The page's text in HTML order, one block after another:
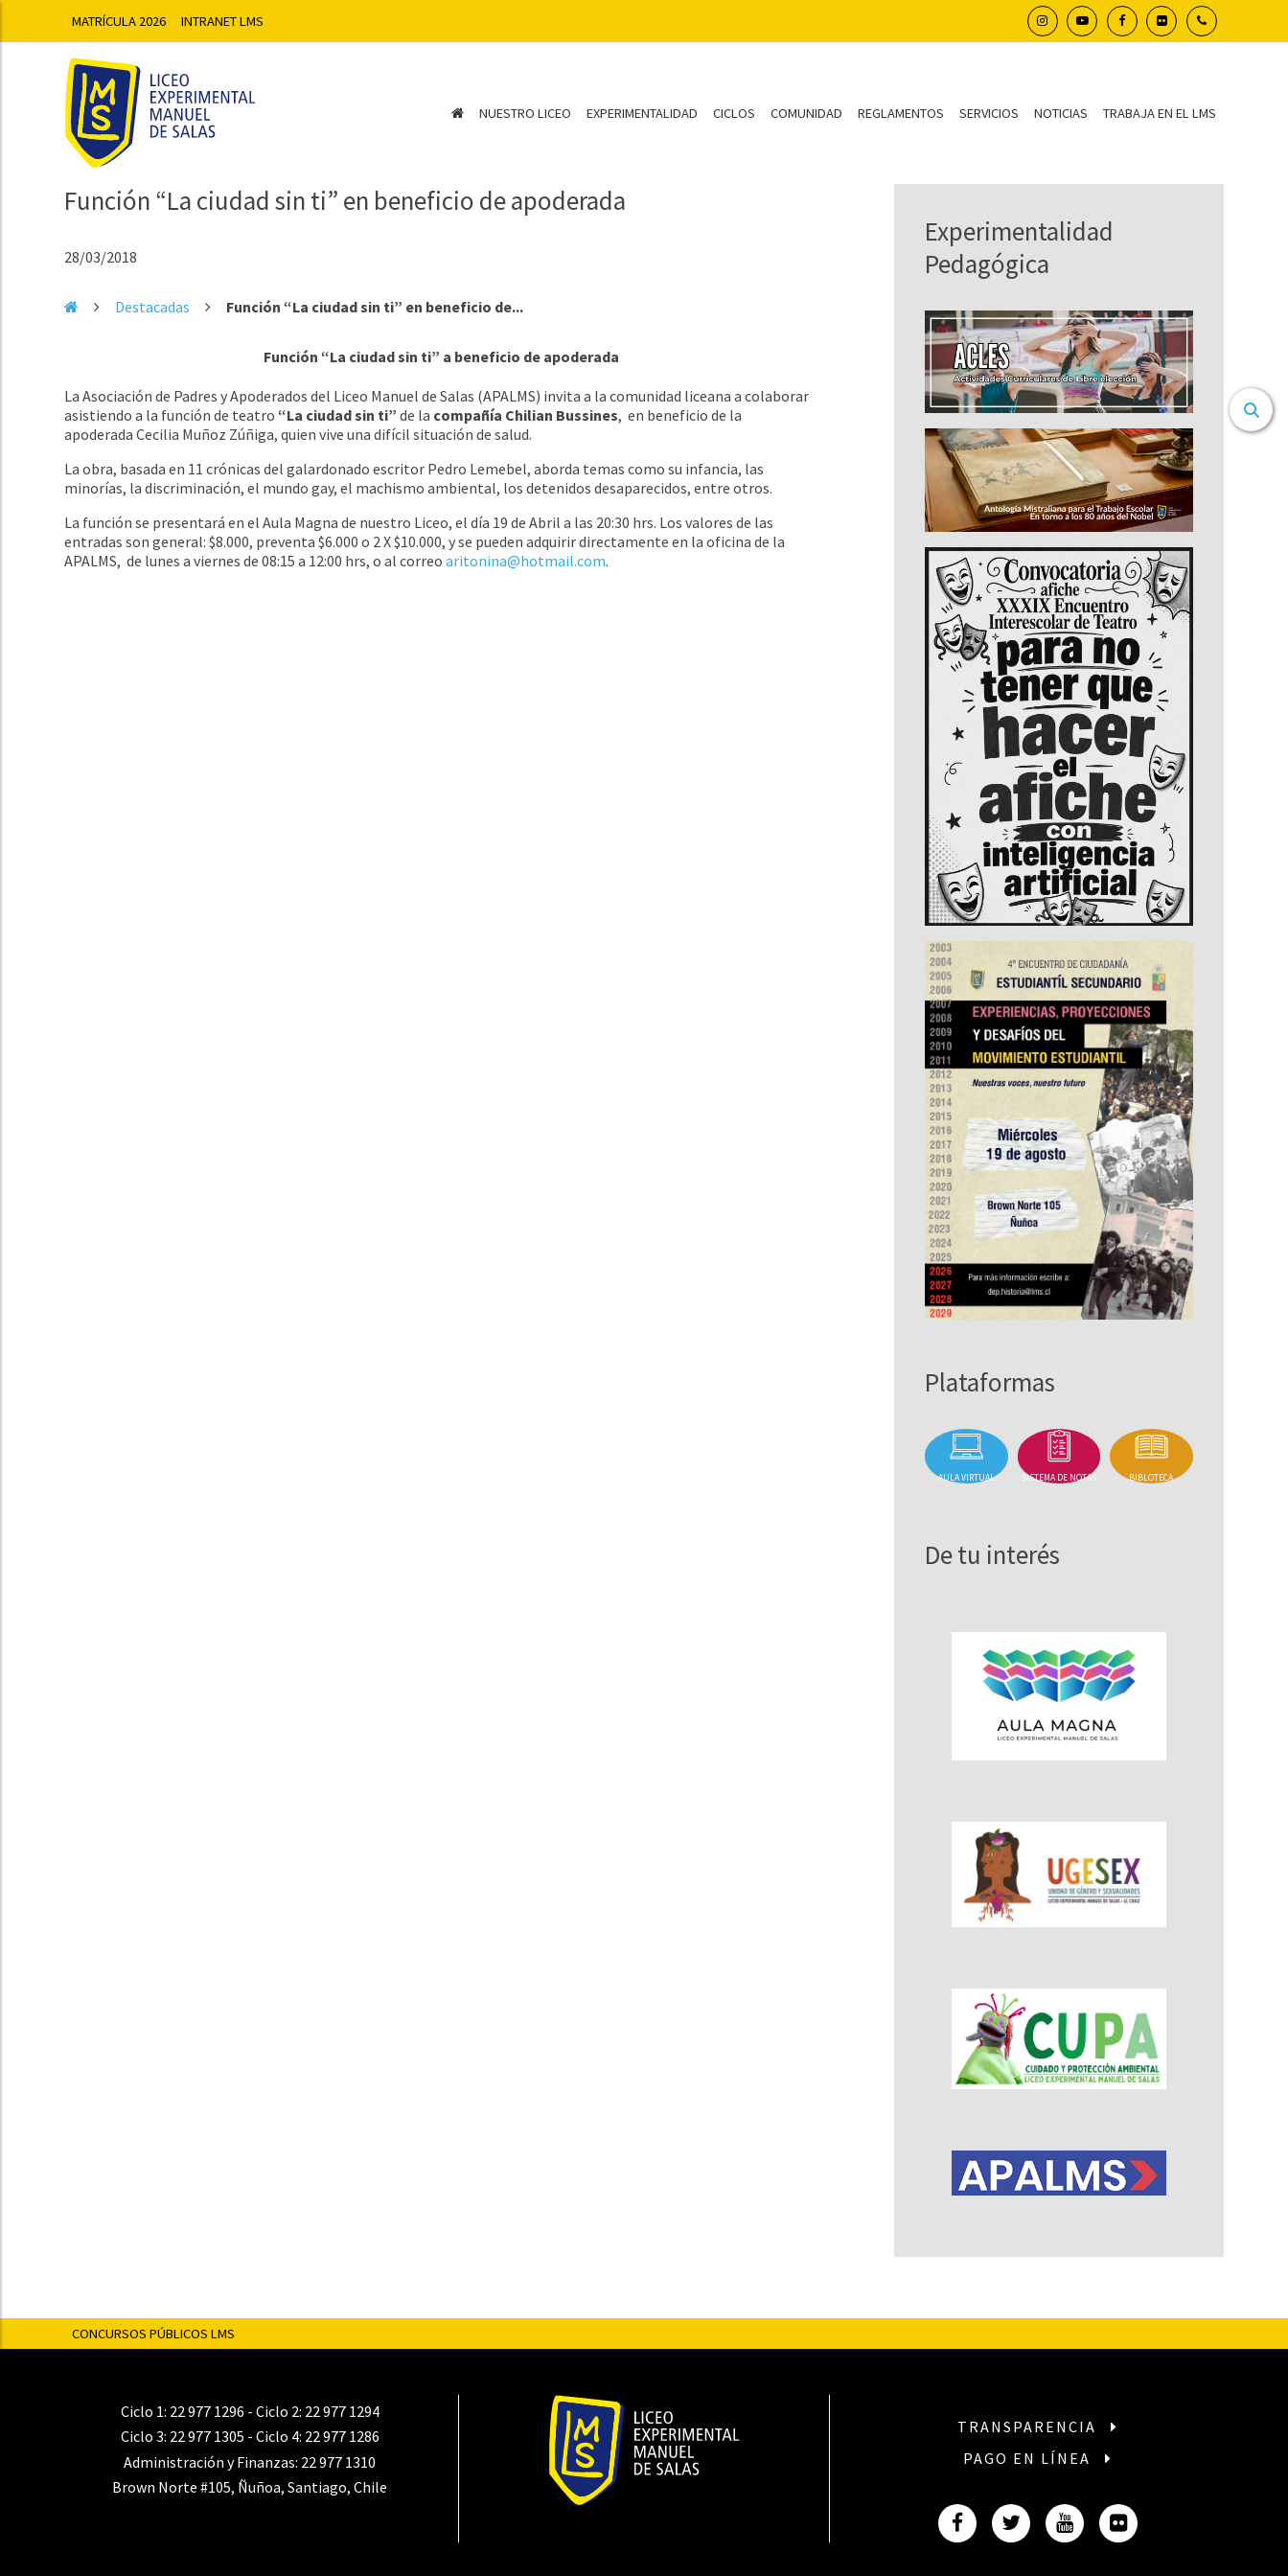
MATRÍCULA 2026 INTRANET LMS
NUESTRO LICEO EXPERIMENTALIDAD CICLOS COMUNIDAD REGLAMENTOS SERVICIOS NOTICIAS TRABAJA EN EL LMS
Función “La ciudad sin ti” en beneficio de apoderada
28/03/2018
Destacadas Función “La ciudad sin ti” en beneficio de...
Función “La ciudad sin ti” a beneficio de apoderada
La Asociación de Padres y Apoderados del Liceo Manuel de Salas (APALMS) invita a la comunidad liceana a colaborar
asistiendo a la función de teatro “La ciudad sin ti”de la compañía Chilian Bussines, en beneficio de la
apoderada Cecilia Muñoz Zúñiga, quien vive una difícil situación de salud.
La obra, basada en 11 crónicas del galardonado escritor Pedro Lemebel, aborda temas como su infancia, las
minorías, la discriminación, el mundo gay, el machismo ambiental, los detenidos desaparecidos, entre otros.
La función se presentará en el Aula Magna de nuestro Liceo, el día 19 de Abril a las 20:30 hrs. Los valores de las
entradas son general: $8.000, preventa $6.000 o 2 X $10.000, y se pueden adquirir directamente en la oficina de la
APALMS, de lunes a viernes de 08:15 a 12:00 hrs, o al correoaritonina@hotmail.com.
Experimentalidad
Pedagógica
Plataformas
AULA VIRTUAL SISTEMA DE NOTAS BIBLOTECA
De tu interés
CONCURSOS PÚBLICOS LMS
Ciclo 1: 22 977 1296 - Ciclo 2: 22 977 1294
Ciclo 3: 22 977 1305 - Ciclo 4: 22 977 1286
Administración y Finanzas: 22 977 1310
Brown Norte #105, Ñuñoa, Santiago, Chile
TRANSPARENCIA
PAGO EN LÍNEA